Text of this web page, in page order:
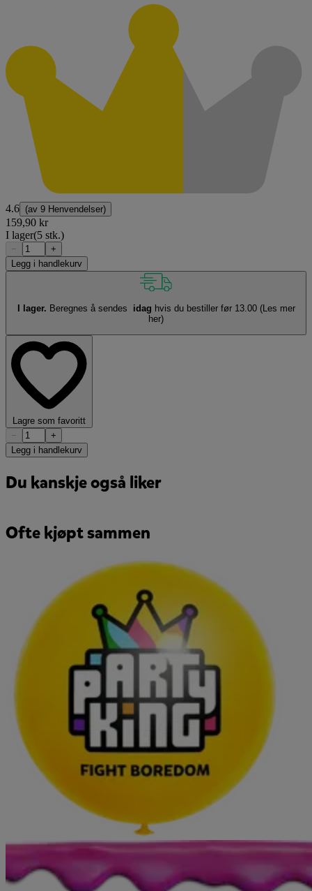
4.6 (av 9 Henvendelser)
159,90 kr
I lager(5 stk.)
−
+
Legg i handlekurv
I lager. Beregnes å sendes idag hvis du bestiller før 13.00 (Les mer
her)
Lagre som favoritt
−
+
Legg i handlekurv
Du kanskje også liker
Ofte kjøpt sammen